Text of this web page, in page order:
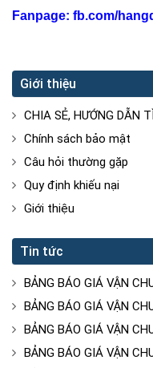
Fanpage: fb.com/
Giới thiệu
CHIA SẺ, HƯỚNG DẪN
Chính sách bảo mật
Câu hỏi thường gặp
Quy định khiếu nại
Giới thiệu
Tin tức
BẢNG BÁO GIÁ VẬN
BẢNG BÁO GIÁ VẬN
BẢNG BÁO GIÁ VẬN
BẢNG BÁO GIÁ VẬN